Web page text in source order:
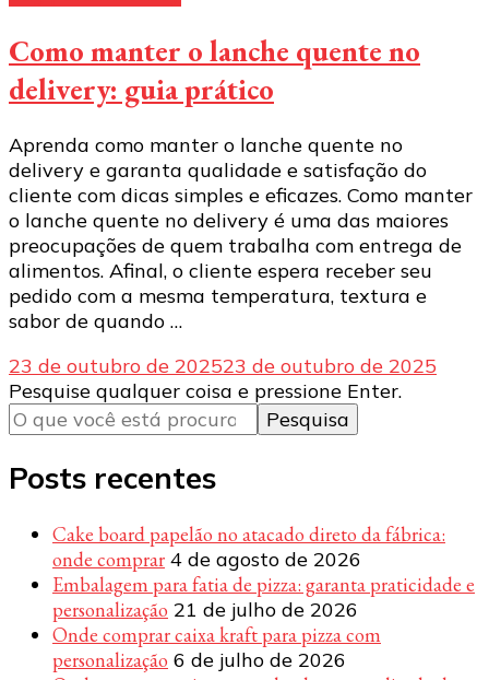
Como manter o lanche quente no
delivery: guia prático
Aprenda como manter o lanche quente no
delivery e garanta qualidade e satisfação do
cliente com dicas simples e eficazes. Como manter
o lanche quente no delivery é uma das maiores
preocupações de quem trabalha com entrega de
alimentos. Afinal, o cliente espera receber seu
pedido com a mesma temperatura, textura e
sabor de quando …
23 de outubro de 202523 de outubro de 2025
Procurando
algo?
Pesquise qualquer coisa e pressione Enter.
Posts recentes
Cake board papelão no atacado direto da fábrica:
onde comprar 4 de agosto de 2026
Embalagem para fatia de pizza: garanta praticidade e
personalização 21 de julho de 2026
Onde comprar caixa kraft para pizza com
personalização 6 de julho de 2026